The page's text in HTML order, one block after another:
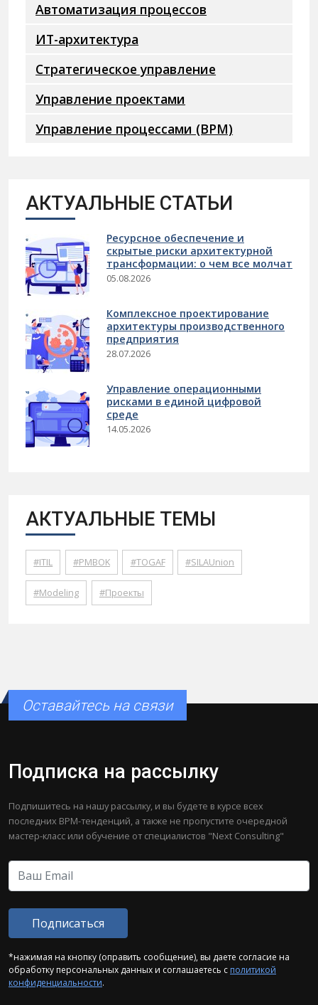
Автоматизация процессов
ИТ-архитектура
Стратегическое управление
Управление проектами
Управление процессами (BPM)
АКТУАЛЬНЫЕ СТАТЬИ
Ресурсное обеспечение и
скрытые риски архитектурной
трансформации: о чем все молчат
05.08.2026
Комплексное проектирование
архитектуры производственного
предприятия
28.07.2026
Управление операционными
рисками в единой цифровой
среде
14.05.2026
АКТУАЛЬНЫЕ ТЕМЫ
ITIL PMBOK TOGAF SILAUnion
Modeling Проекты
Оставайтесь на связи
Подписка на рассылку
Подпишитесь на нашу рассылку, и вы будете в курсе всех
последних BPM-тенденций, а также не пропустите очередной
мастер-класс или обучение от специалистов "Next Consulting"
*нажимая на кнопку (оправить сообщение), вы даете согласие на
обработку персональных данных и соглашаетесь с политикой
конфиденциальности.